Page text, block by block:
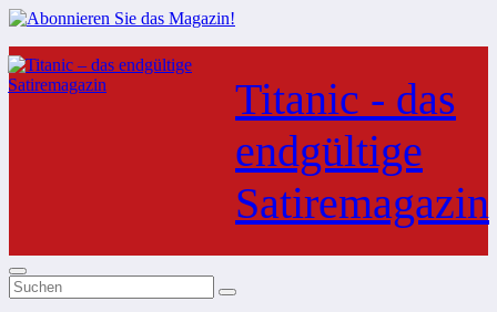
Zum
Inhalt
springen
Titanic - das
endgültige
Satiremagazin